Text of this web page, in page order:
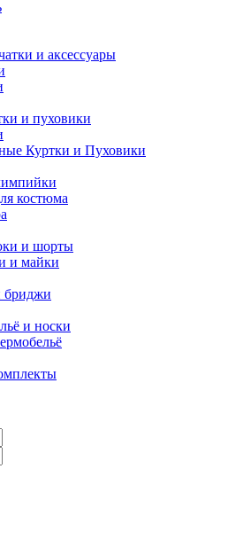
и аксессуары
и пуховики
Куртки и Пуховики
костюма
и шорты
и майки
и носки